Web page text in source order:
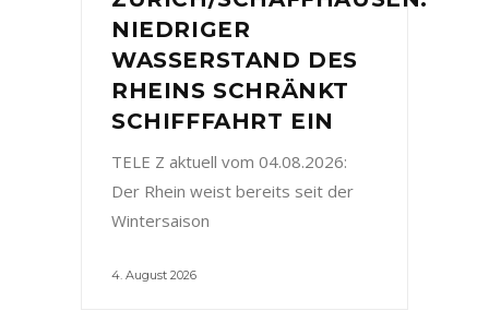
NIEDRIGER
WASSERSTAND DES
RHEINS SCHRÄNKT
SCHIFFFAHRT EIN
TELE Z aktuell vom 04.08.2026:
Der Rhein weist bereits seit der
Wintersaison
4. August 2026